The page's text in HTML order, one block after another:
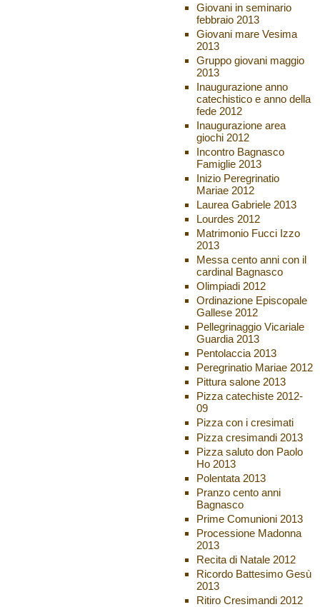
Giovani in seminario
febbraio 2013
Giovani mare Vesima
2013
Gruppo giovani maggio
2013
Inaugurazione anno
catechistico e anno della
fede 2012
Inaugurazione area
giochi 2012
Incontro Bagnasco
Famiglie 2013
Inizio Peregrinatio
Mariae 2012
Laurea Gabriele 2013
Lourdes 2012
Matrimonio Fucci Izzo
2013
Messa cento anni con il
cardinal Bagnasco
Olimpiadi 2012
Ordinazione Episcopale
Gallese 2012
Pellegrinaggio Vicariale
Guardia 2013
Pentolaccia 2013
Peregrinatio Mariae 2012
Pittura salone 2013
Pizza catechiste 2012-
09
Pizza con i cresimati
Pizza cresimandi 2013
Pizza saluto don Paolo
Ho 2013
Polentata 2013
Pranzo cento anni
Bagnasco
Prime Comunioni 2013
Processione Madonna
2013
Recita di Natale 2012
Ricordo Battesimo Gesù
2013
Ritiro Cresimandi 2012